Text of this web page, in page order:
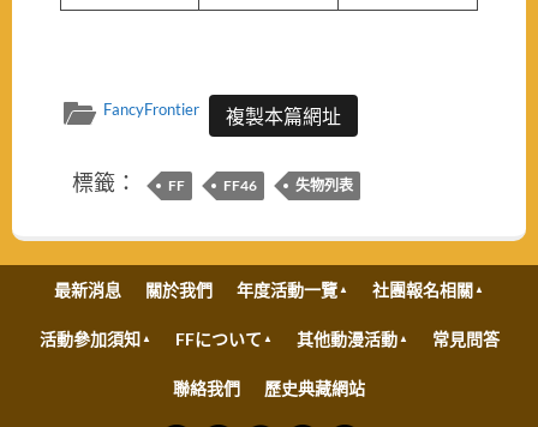
FancyFrontier 複製本篇網址
標籤： FF FF46 失物列表
最新消息 關於我們 年度活動一覽 社團報名相關
活動參加須知 FFについて 其他動漫活動 常見問答
聯絡我們 歷史典藏網站